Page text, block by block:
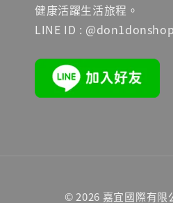
健康活躍生活旅程。
LINE ID : @don1donshop
© 2026 嘉宜國際有限